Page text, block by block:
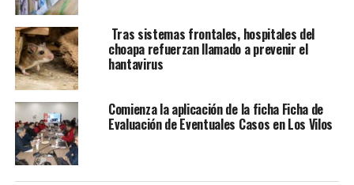
Tras sistemas frontales, hospitales del
choapa refuerzan llamado a prevenir el
hantavirus
Comienza la aplicación de la ficha Ficha de
Evaluación de Eventuales Casos en Los Vilos